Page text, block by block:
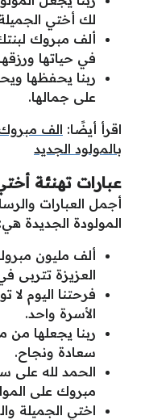
لك أختي
ألف مبروك
في حياتها
ربنا يحفظها
على جمالها.
اقرأ أيضًا: الف
بالمولود الجديد
عبارات تهنئة
أجمل العبارات
المولودة الجديدة هي:
ألف مليون
العزيزة تتربى
فرحتنا اليوم
الأسرة واحد.
ربنا يجعلها من
سعادة ونجاح.
الحمد لله على
مبروك على
اختي الجميلة